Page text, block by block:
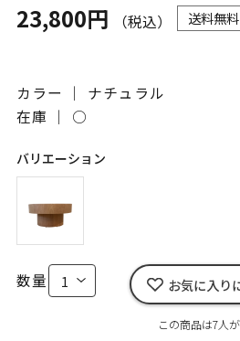
23,800円 （税込） 送料無料
カラー ｜ ナチュラル
在庫 ｜ ○
バリエーション
数量 お気に入り
この商品は7人